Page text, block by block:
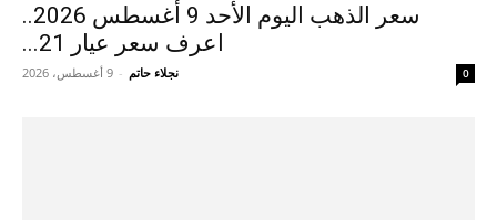
سعر الذهب اليوم الأحد 9 أغسطس 2026..
اعرف سعر عيار 21...
نجلاء حاتم - 9 أغسطس، 2026 0